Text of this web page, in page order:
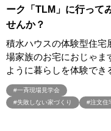
#パナソニック #パナソ
#パナソニックホームズの分
#パナソニックホームズの空
#パナソニックホームズ防災
ーク「TLM」に行って
せんか？
積水ハウスの体験型住宅
場家族のお宅におじゃま
ように暮らしを体験で
#一斉現場見学会
#失敗しない家づくり
#注文住